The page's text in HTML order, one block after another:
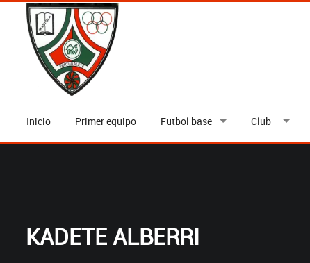
Inicio Primer equipo Futbol base Club
KADETE ALBERRI